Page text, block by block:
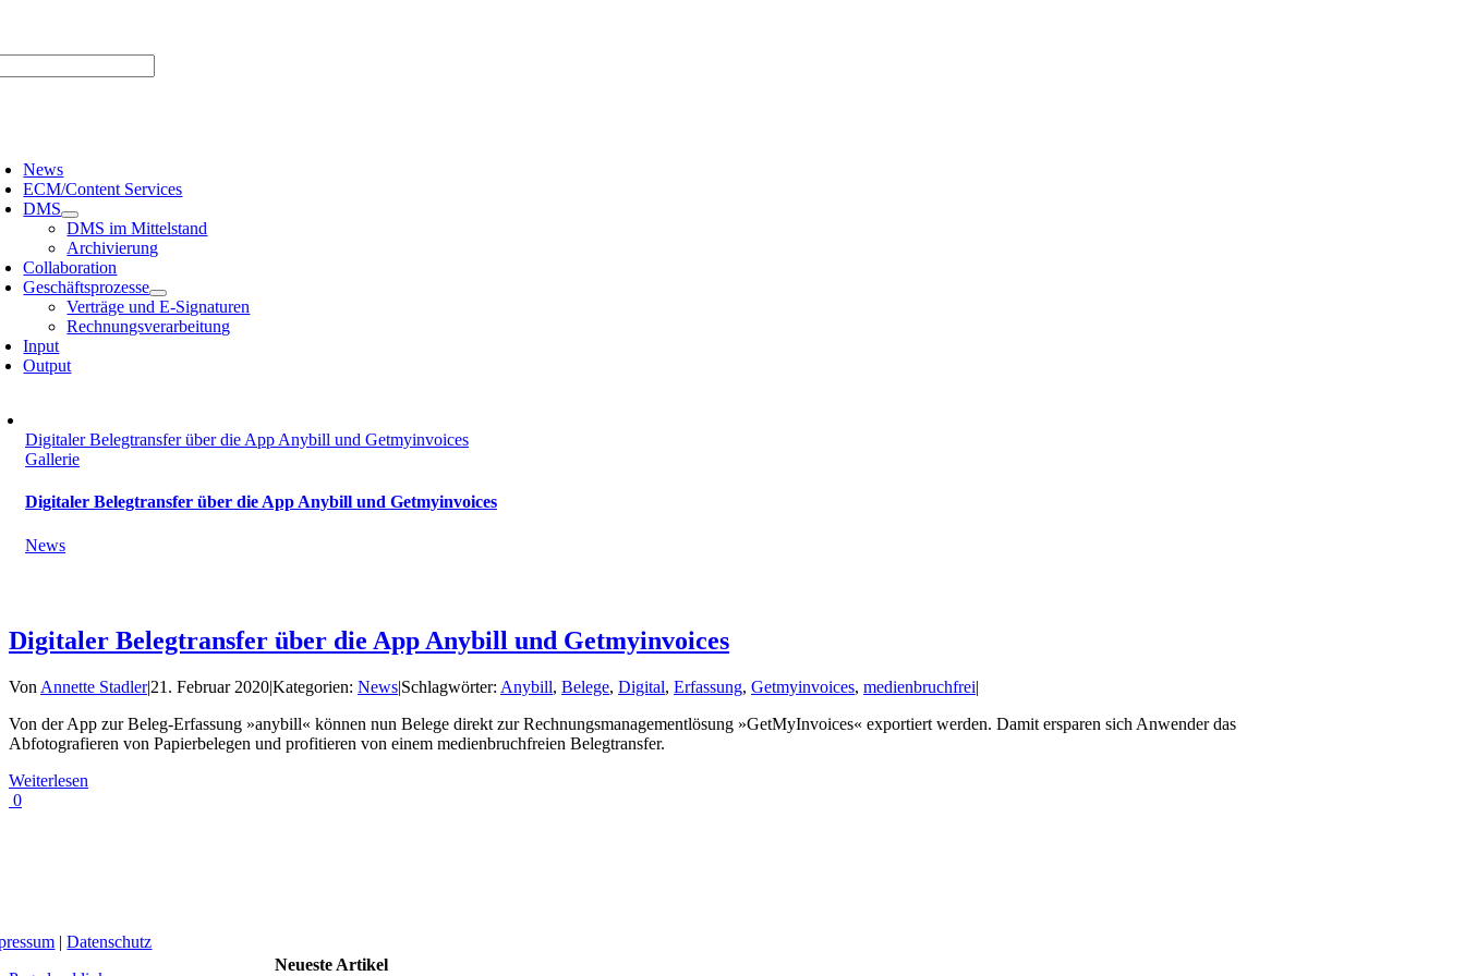
News
ECM/Content Services
DMS
DMS im Mittelstand
Archivierung
Collaboration
Geschäftsprozesse
Verträge und E-Signaturen
Rechnungsverarbeitung
Input
Output
Digitaler Belegtransfer über die App Anybill und Getmyinvoices
Gallerie
Digitaler Belegtransfer über die App Anybill und Getmyinvoices
News
Digitaler Belegtransfer über die App Anybill und Getmyinvoices
Von Annette Stadler|21. Februar 2020|Kategorien:News|Schlagwörter: Anybill,Belege,Digital,Erfassung,Getmyinvoices,medienbruchfrei|
Von der App zur Beleg-Erfassung »anybill« können nun Belege direkt zur Rechnungsmanagementlösung »GetMyInvoices« exportiert werden. Damit ersparen sich Anwender das
Abfotografieren von Papierbelegen und profitieren von einem medienbruchfreien Belegtransfer.
Weiterlesen
0
Neueste Artikel
|Datenschutz